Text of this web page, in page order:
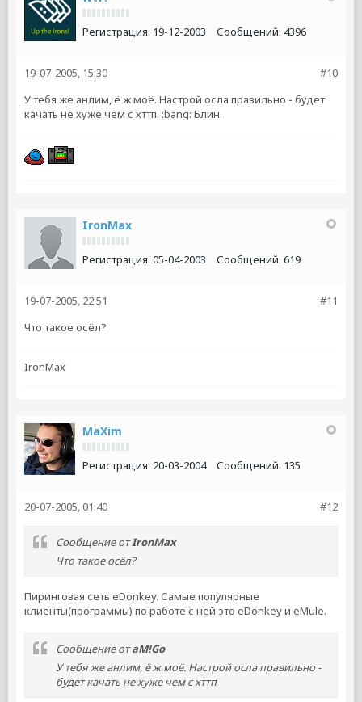
Регистрация: 19-12-2003 Сообщений: 4396
#10
19-07-2005, 15:30
У тебя же анлим, ё ж моё. Настрой осла правильно - будет
качать не хуже чем с хттп. :bang: Блин.
IronMax
Регистрация: 05-04-2003 Сообщений: 619
#11
19-07-2005, 22:51
Что такое осёл?
IronMax
MaXim
Регистрация: 20-03-2004 Сообщений: 135
#12
20-07-2005, 01:40
Сообщение отIronMax
Что такое осёл?
Пиринговая сеть eDonkey. Самые популярные
клиенты(программы) по работе с ней это eDonkey и eMule.
Сообщение отaM!Go
У тебя же анлим, ё ж моё. Настрой осла правильно -
будет качать не хуже чем с хттп